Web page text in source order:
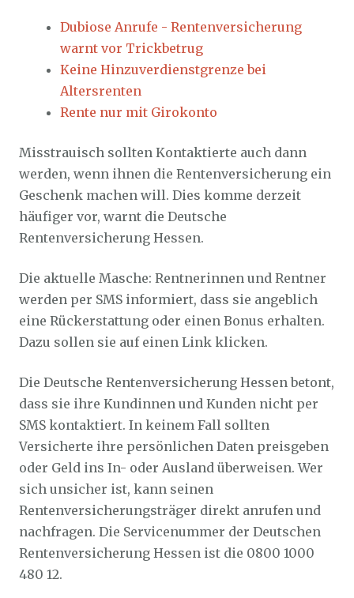
Dubiose Anrufe - Rentenversicherung
warnt vor Trickbetrug
Keine Hinzuverdienstgrenze bei
Altersrenten
Rente nur mit Girokonto
Misstrauisch sollten Kontaktierte auch dann
werden, wenn ihnen die Rentenversicherung ein
Geschenk machen will. Dies komme derzeit
häufiger vor, warnt die Deutsche
Rentenversicherung Hessen.
Die aktuelle Masche: Rentnerinnen und Rentner
werden per SMS informiert, dass sie angeblich
eine Rückerstattung oder einen Bonus erhalten.
Dazu sollen sie auf einen Link klicken.
Die Deutsche Rentenversicherung Hessen betont,
dass sie ihre Kundinnen und Kunden nicht per
SMS kontaktiert. In keinem Fall sollten
Versicherte ihre persönlichen Daten preisgeben
oder Geld ins In- oder Ausland überweisen. Wer
sich unsicher ist, kann seinen
Rentenversicherungsträger direkt anrufen und
nachfragen. Die Servicenummer der Deutschen
Rentenversicherung Hessen ist die 0800 1000
480 12.